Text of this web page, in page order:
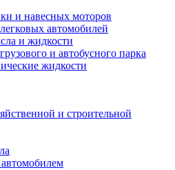
и навесных моторов
автомобилей
и жидкости
и автобусного парка
жидкости
и строительной
автомобилем